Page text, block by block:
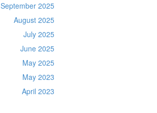
September 2025
August 2025
July 2025
June 2025
May 2025
May 2023
April 2023